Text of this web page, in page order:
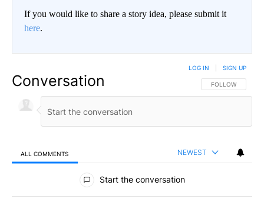
If you would like to share a story idea, please submit it
here.
Conversation FOLLOW THIS
FOLLOW
LOG IN SIGN UP
ALL COMMENTS NEWEST
All Comments
Start the conversation